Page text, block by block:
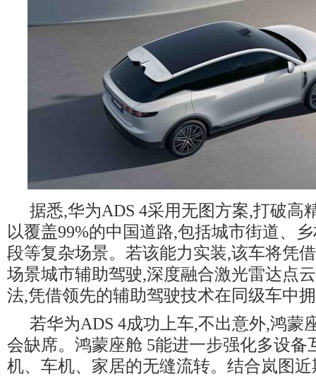
据悉,华为ADS 4采用无图方案,打破高
以覆盖99%的中国道路,包括城市街道、
段等复杂场景。若该能力实装,该车将凭
场景城市辅助驾驶,深度融合激光雷达点
法,凭借领先的辅助驾驶技术在同级车中
若华为ADS 4成功上车,不出意外,鸿蒙
会缺席。鸿蒙座舱 5能进一步强化多设备
机、车机、家居的无缝流转。结合岚图